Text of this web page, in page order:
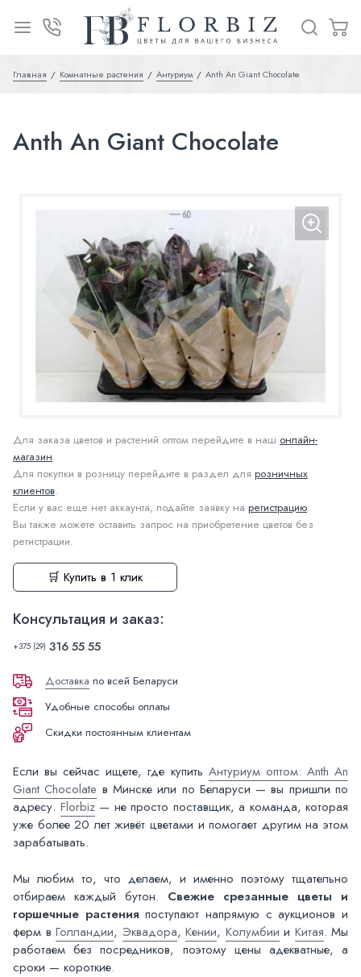
Главная Комнатные растения Антуриум Anth An Giant Chocolate
Anth An Giant Chocolate
Для заказа цветов и растений оптом перейдите в наш онлайн-
магазин.
Для покупки в розницу перейдите в раздел для розничных
клиентов.
Если у вас еще нет аккаунта, подайте заявку на регистрацию.
Вы также можете оставить запрос на приобретение цветов без
регистрации.
🛒 Купить в 1 клик
Консультация и заказ:
+375 (29) 316 55 55
Доставка по всей Беларуси
Удобные способы оплаты
Скидки постоянным клиентам
Если вы сейчас ищете, где купить Антуриум оптом: Anth An
Giant Chocolate в Минске или по Беларуси — вы пришли по
адресу. Florbiz— не просто поставщик, а команда, которая
уже более 20 лет живёт цветами и помогает другим на этом
зарабатывать.
Мы любим то, что делаем, и именно поэтому тщательно
отбираем каждый бутон. Свежие срезанные цветы и
горшечные растения поступают напрямую с аукционов и
ферм в Голландии, Эквадора, Кении, Колумбии и Китая. Мы
работаем без посредников, поэтому цены адекватные, а
сроки — короткие.